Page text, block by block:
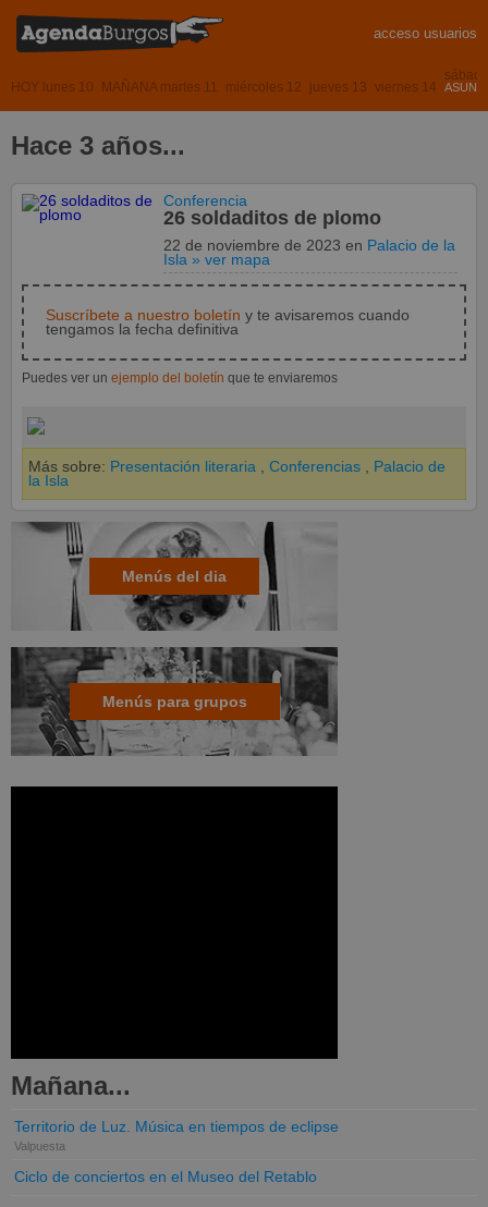
acceso usuarios
HOY lunes 10 MAÑANA martes 11 miércoles 12 jueves 13 viernes 14
Hace 3 años...
Conferencia
26 soldaditos de plomo
22 de noviembre de 2023en Palacio de la
Isla » ver mapa
Suscríbete a nuestro boletín y te avisaremos cuando
tengamos la fecha definitiva
Puedes ver un ejemplo del boletín que te enviaremos
Más sobre: Presentación literaria Conferencias
Palacio de
la Isla
Menús del dia
Menús para grupos
Mañana...
Territorio de Luz. Música en tiempos de eclipse
Valpuesta
Ciclo de conciertos en el Museo del Retablo